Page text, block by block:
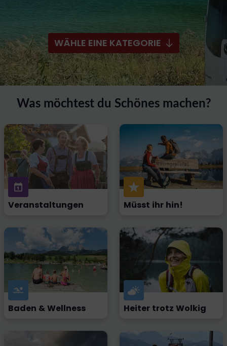
WÄHLE EINE KATEGORIE
Was möchtest du Schönes machen?
Veranstaltungen Müsst ihr hin!
Baden & Wellness Heiter trotz Wolkig